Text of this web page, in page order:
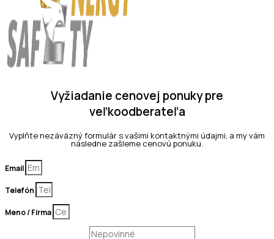
Vyžiadanie cenovej ponuky pre
veľkoodberateľa
Vyplňte nezáväzný formulár s vašimi kontaktnými údajmi, a my vám
následne zašleme cenovú ponuku.
Email
Telefón
Meno / Firma